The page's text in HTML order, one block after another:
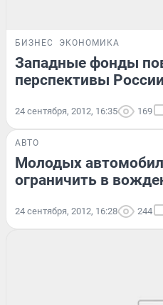
БИЗНЕС ЭКОНОМИКА
Западные фонды
перспективы России
24 сентября, 2012, 16:35 169
АВТО
Молодых
ограничить в
24 сентября, 2012, 16:28 244